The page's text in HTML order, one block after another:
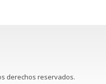
derechos reservados.